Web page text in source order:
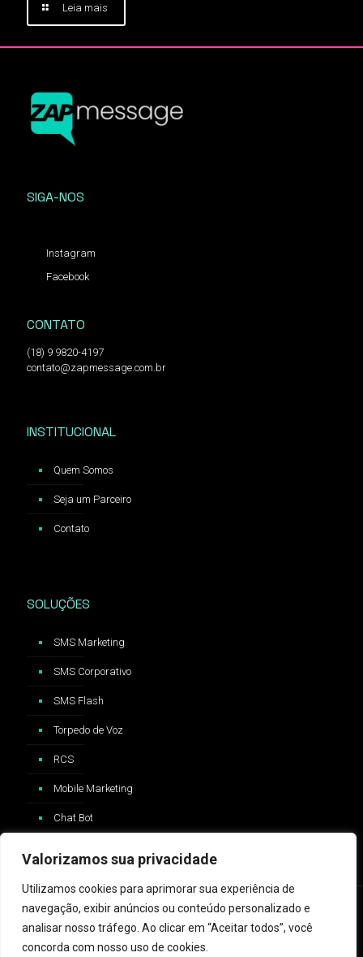
Valorizamos sua privacidade
Utilizamos cookies para aprimorar sua experiência de
navegação, exibir anúncios ou conteúdo personalizado e
analisar nosso tráfego. Ao clicar em “Aceitar todos”, você
concorda com nosso uso de cookies.
Leia mais
SIGA-NOS
Instagram
Facebook
CONTATO
(18) 9 9820-4197
contato@zapmessage.com.br
INSTITUCIONAL
Quem Somos
Seja um Parceiro
Contato
SOLUÇÕES
SMS Marketing
SMS Corporativo
SMS Flash
Torpedo de Voz
RCS
Mobile Marketing
Chat Bot